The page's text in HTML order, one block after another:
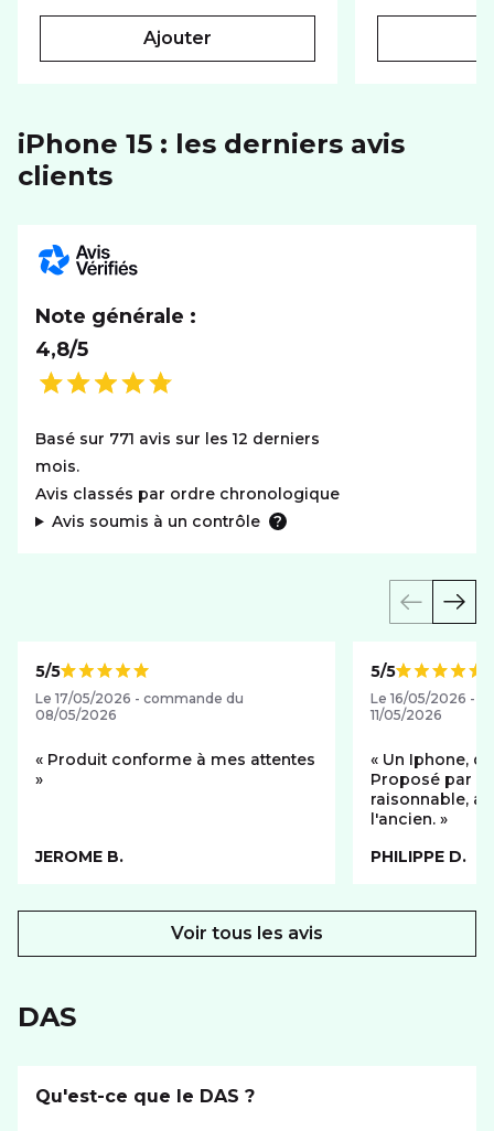
ajouter
iPhone 15 : les derniers avis
clients
Note générale :
4,8/5
Basé sur 771 avis sur les 12 derniers
mois.
Avis classés par ordre chronologique
Avis soumis à un contrôle
Note de
5/5
Le 17/05/2026 - commande du
08/05/2026
Produit conforme à mes attentes
JEROME B.
Note de
5/5
Le 16/05/2026 -
11/05/2026
Un Iphone,
Proposé par
raisonnable,
l'ancien.
PHILIPPE D.
Voir tous les avis
DAS
Qu'est-ce que le DAS ?